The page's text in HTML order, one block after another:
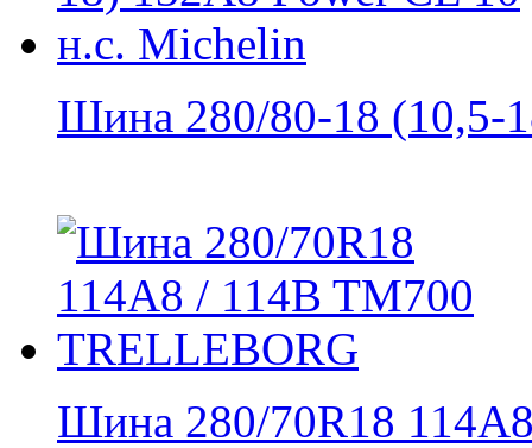
Шина 280/80-18 (10,5-
Шина 280/70R18